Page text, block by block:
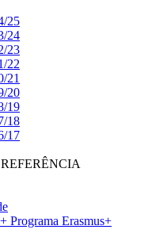
25
24
23
22
21
20
19
18
17
Programa Erasmus+